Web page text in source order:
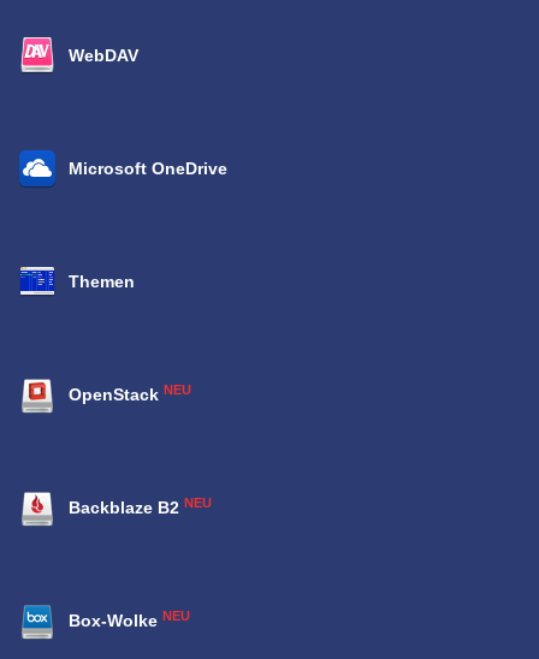
WebDAV
Microsoft OneDrive
Themen
OpenStack NEU
Backblaze B2 NEU
Box-Wolke NEU